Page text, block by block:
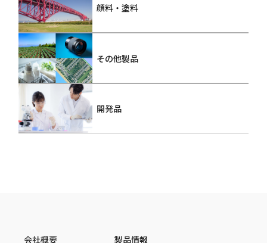
顔料・塗料
その他製品
開発品
会社概要 製品情報